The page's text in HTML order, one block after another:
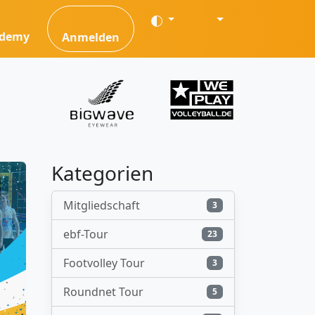
Anmelden
Kategorien
Mitgliedschaft 3
ebf-Tour 23
Footvolley Tour 3
Roundnet Tour 5